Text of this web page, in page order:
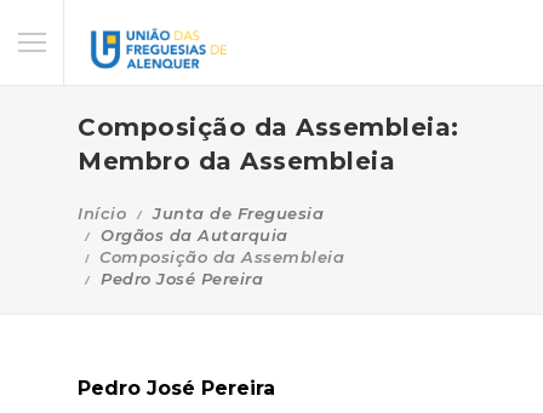
Composição da Assembleia:
Membro da Assembleia
Início
Junta de Freguesia
Orgãos da Autarquia
Composição da Assembleia
Pedro José Pereira
Pedro José Pereira